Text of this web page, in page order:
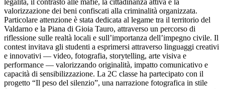
legalità, il contrasto alle mafie, la cittadinanza attiva e la
valorizzazione dei beni confiscati alla criminalità organizzata.
Particolare attenzione è stata dedicata al legame tra il territorio del
Valdarno e la Piana di Gioia Tauro, attraverso un percorso di
riflessione sulle realtà locali e sull’importanza dell’impegno civile. Il
contest invitava gli studenti a esprimersi attraverso linguaggi creativi
e innovativi — video, fotografia, storytelling, arte visiva e
performance — valorizzando originalità, impatto comunicativo e
capacità di sensibilizzazione. La 2C classe ha partecipato con il
progetto “Il peso del silenzio”, una narrazione fotografica in stile